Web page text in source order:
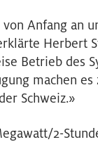
Anfang an
Herbert
Betrieb des
machen
Schweiz.»
2-